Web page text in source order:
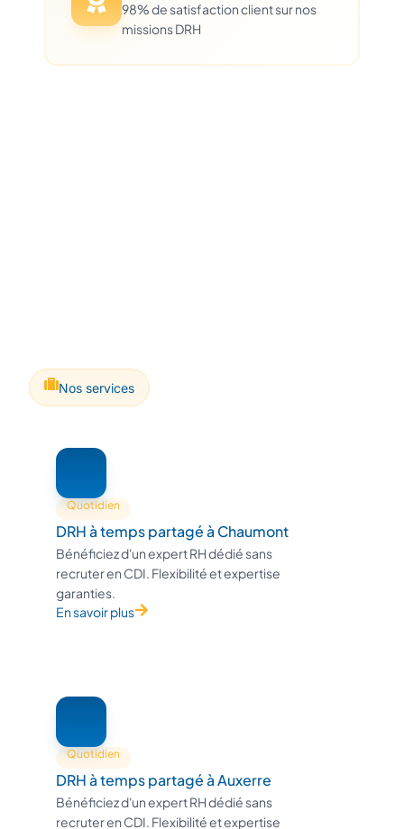
98% de satisfaction client sur nos
missions DRH
Nos services
Quotidien
DRH à temps partagé à Chaumont
Bénéficiez d'un expert RH dédié sans
recruter en CDI. Flexibilité et expertise
garanties.
En savoir plus
Quotidien
DRH à temps partagé à Auxerre
Bénéficiez d'un expert RH dédié sans
recruter en CDI. Flexibilité et expertise